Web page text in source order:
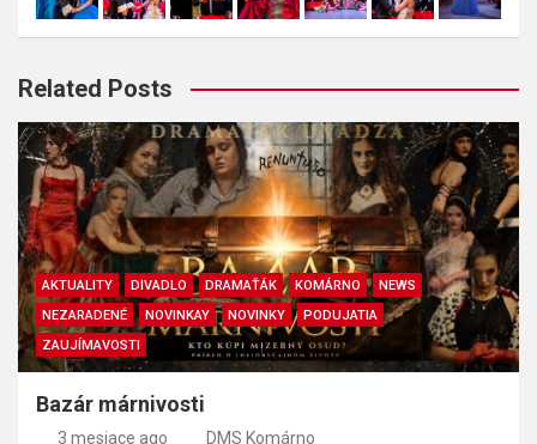
Related Posts
AKTUALITY DIVADLO DRAMAŤÁK KOMÁRNO
NEWS
NEZARADENÉ
NOVINKAY NOVINKY
PODUJATIA
ZAUJÍMAVOSTI
Bazár márnivosti
3 mesiace ago DMS Komárno